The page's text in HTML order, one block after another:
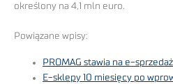
określony na 4,1 mln euro.
Powiązane wpisy:
PROMAG stawia na e-sprzedaż
E-sklepy 10 miesięcy po